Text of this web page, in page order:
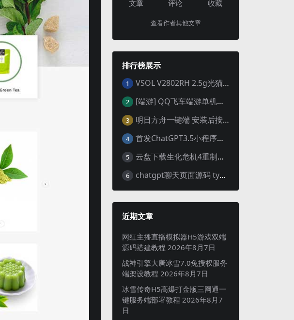
文章 评论 收藏
查看作者其他文章
排行榜展示
1 VSOL V2802RH 2.5g光猫 设置使用教程及设置SN教程-附带稳定固件使用手册等
2 [端游] QQ飞车端游单机版，各种车套装都有，免虚拟机
3 明日方舟一键端 安装后按说明启动即可
4 首发ChatGPT3.5小程序开源vue
5 云盘下载生化危机4重制版女皇豪华版分流+女皇学习补丁+修改器 解压即玩【阿里云盘】
6 chatgpt聊天页面源码 typecho博客程序joe主题
近期文章
网红主播直播模拟器H5游戏双端
源码搭建教程 2026年8月7日
战神引擎大唐冰雪7.0免授权服务
端架设教程 2026年8月7日
冰雪传奇H5高爆打金版三网通一
键服务端部署教程 2026年8月7
日